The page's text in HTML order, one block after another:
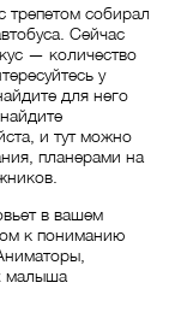
трепетом собирал
Сейчас
— количество
у
для него
и тут можно
планерами на
в вашем
к пониманию
малыша